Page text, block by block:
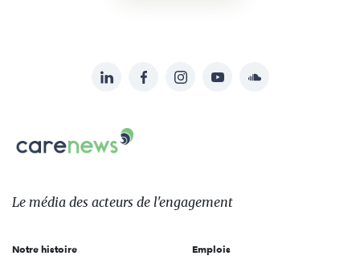
sur:
LinkedInFacebookInstagramYouTubeSoundcloud
Carenews,
Le
des
l'engagement
Le média des acteurs de l'engagement
Notre histoire
Emplois